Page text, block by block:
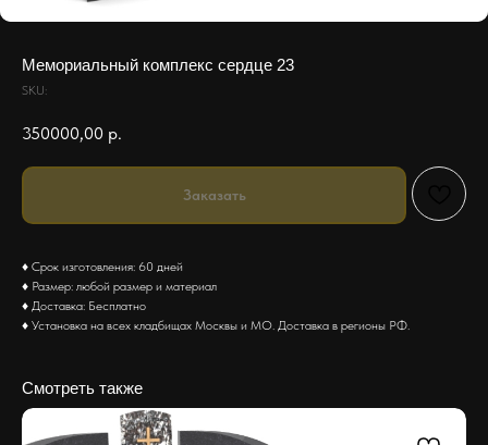
Мемориальный комплекс сердце 23
SKU:
350000,00 р.
Заказать
♦ Срок изготовления: 60 дней
♦ Размер: любой размер и материал
♦ Доставка: Бесплатно
♦ Установка на всех кладбищах Москвы и МО. Доставка в регионы РФ.
Смотреть также